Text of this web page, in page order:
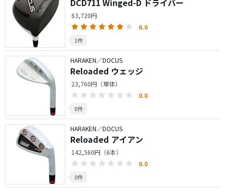
DCD711 Winged-D ドライバー
63,720円
6.0
1件
HARAKEN／DOCUS
Reloaded ウェッジ
23,760円（単体）
0.0
0件
HARAKEN／DOCUS
Reloaded アイアン
142,560円（6本）
0.0
0件